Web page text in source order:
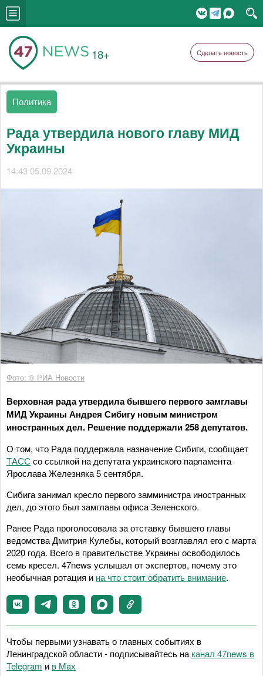
18+ Сделать новость
Политика
Рада утвердила нового главу МИД
Украины
14:43 05.09.2024
Фото: © РИА Новости
Верховная рада утвердила бывшего первого замглавы
МИД Украины Андрея Сибигу новым министром
иностранных дел. Решение поддержали 258 депутатов.
О том, что Рада поддержала назначение Сибиги, сообщает
ТАСС со ссылкой на депутата украинского парламента
Ярослава Железняка 5 сентября.
Сибига занимал кресло первого замминистра иностранных
дел, до этого был замглавы офиса Зеленского.
Ранее Рада проголосовала за отставку бывшего главы
ведомства Дмитрия Кулебы, который возглавлял его с марта
2020 года. Всего в правительстве Украины освободилось
семь кресел. 47news услышал от экспертов, почему это
необычная ротация и на что стоит обратить внимание.
Чтобы первыми узнавать о главных событиях в
Ленинградской области - подписывайтесь на канал 47news в
Telegram и в Maх